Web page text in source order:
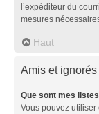
l’expéditeur du
mesures
Haut
Amis et ignorés
Que sont mes
Vous pouvez